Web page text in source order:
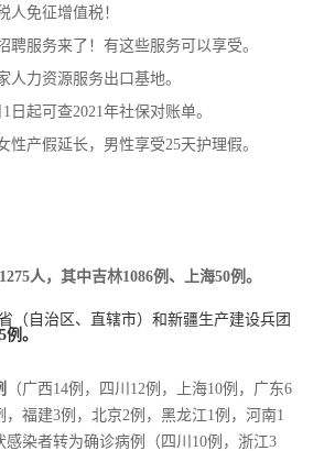
免征增值税！
服务来了！有这些服务可以享受。
力资源服务出口基地。
起可查2021年社保对账单。
产假延长，男性享受25天护理假。
人，其中吉林1086例、上海50例。
（自治区、直辖市）和新疆生产建设兵团
。
（广西14例，四川12例，上海10例，广东6
，福建3例，北京2例，黑龙江1例，河南1
感染者转为确诊病例（四川10例，浙江3